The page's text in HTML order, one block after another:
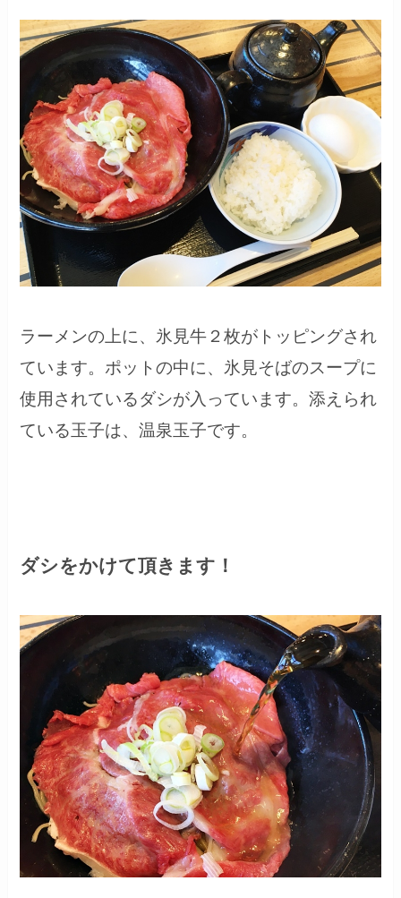
ラーメンの上に、氷見牛２枚がトッピングされ
ています。ポットの中に、氷見そばのスープに
使用されているダシが入っています。添えられ
ている玉子は、温泉玉子です。
ダシをかけて頂きます！